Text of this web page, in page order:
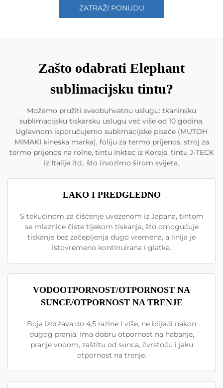
ZATRAŽI PONUDU
Zašto odabrati Elephant
sublimacijsku tintu?
Možemo pružiti sveobuhvatnu uslugu: tkaninsku
sublimacijsku tiskarsku uslugu već više od 10 godina.
Uglavnom isporučujemo sublimacijske pisače (MUTOH
MIMAKI kineska marka), foliju za termo prijenos, stroj za
termo prijenos na rolne, tintu Inktec iz Koreje, tintu J-TECK
iz Italije itd., što izvozimo širom svijeta.
LAKO I PREDGLEDNO
S tekućinom za čišćenje uvezenom iz Japana, tintom
se mlaznice čiste tijekom tiskanja, što omogućuje
tiskanje bez začepljenja dugo vremena, a linija je
istovremeno kontinuirana i glatka.
VODOOTPORNOST/OTPORNOST NA
SUNCE/OTPORNOST NA TRENJE
Boja izdržava do 4,5 razine i više, ne blijedi nakon
dugog pranja. Ima dobru otpornost na habanje,
pranje vodom, zaštitu od sunca, čvrstoću i jaku
otpornost na trenje.